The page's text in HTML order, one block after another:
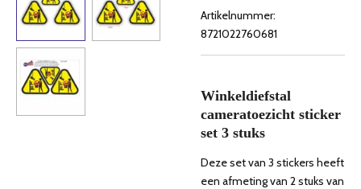
Artikelnummer:
8721022760681
Winkeldiefstal
cameratoezicht sticker
set 3 stuks
Deze set van 3 stickers heeft
een afmeting van 2 stuks van